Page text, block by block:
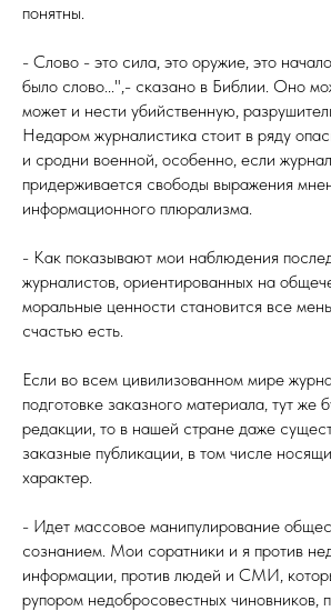
понятны.
- Слово - это сила, это оружие, это
было слово...",- сказано в Библии. Оно
может и нести убийственную,
Недаром журналистика стоит в ряду
и сродни военной, особенно, если
придерживается свободы выражения
информационного плюрализма.
- Как показывают мои наблюдения
журналистов, ориентированных на
моральные ценности становится все
счастью есть.
Если во всем цивилизованном мире
подготовке заказного материала, тут же
редакции, то в нашей стране даже
заказные публикации, в том числе
характер.
- Идет массовое манипулирование
сознанием. Мои соратники и я против
информации, против людей и СМИ,
рупором недобросовестных чиновников,